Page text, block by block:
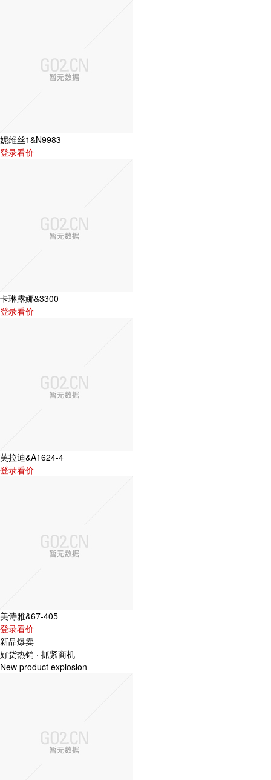
妮维丝1&N9983
登录看价
卡琳露娜&3300
登录看价
芙拉迪&A1624-4
登录看价
美诗雅&67-405
登录看价
新品爆卖
好货热销 · 抓紧商机
New product explosion